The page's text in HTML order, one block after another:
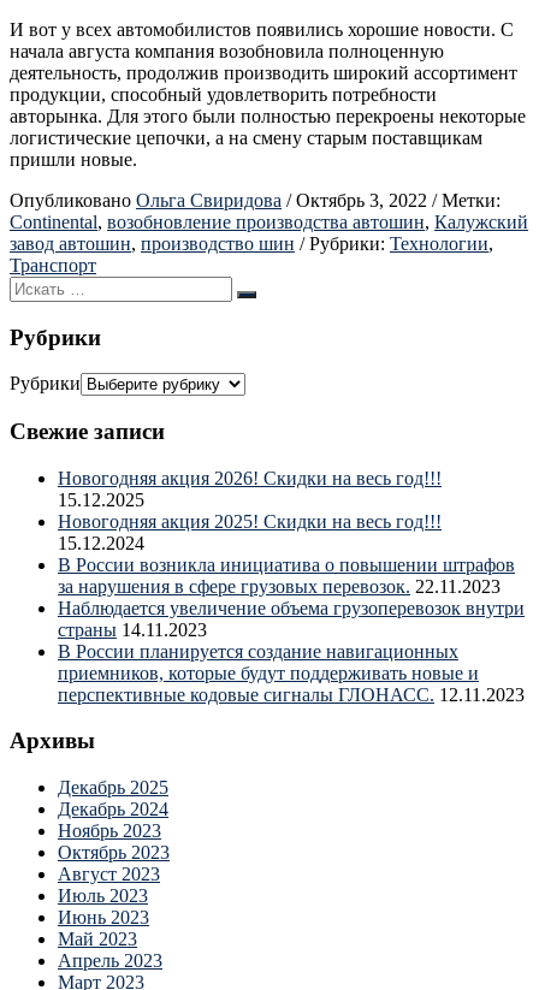
И вот у всех автомобилистов появились хорошие новости. С
начала августа компания возобновила полноценную
деятельность, продолжив производить широкий ассортимент
продукции, способный удовлетворить потребности
авторынка. Для этого были полностью перекроены некоторые
логистические цепочки, а на смену старым поставщикам
пришли новые.
Опубликовано Ольга Свиридова / Октябрь 3, 2022 / Метки:
Continental, возобновление производства автошин, Калужский
завод автошин, производство шин / Рубрики: Технологии,
Транспорт
Рубрики
Рубрики
Свежие записи
Новогодняя акция 2026! Скидки на весь год!!!
15.12.2025
Новогодняя акция 2025! Скидки на весь год!!!
15.12.2024
В России возникла инициатива о повышении штрафов
за нарушения в сфере грузовых перевозок. 22.11.2023
Наблюдается увеличение объема грузоперевозок внутри
страны 14.11.2023
В России планируется создание навигационных
приемников, которые будут поддерживать новые и
перспективные кодовые сигналы ГЛОНАСС. 12.11.2023
Архивы
Декабрь 2025
Декабрь 2024
Ноябрь 2023
Октябрь 2023
Август 2023
Июль 2023
Июнь 2023
Май 2023
Апрель 2023
Март 2023